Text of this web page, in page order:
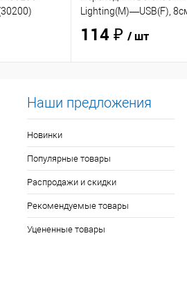
Lighting(M)—USB(F),
114 ₽ / шт
Наши предложения
Новинки
Популярные товары
Распродажи и скидки
Рекомендуемые товары
Уцененные товары